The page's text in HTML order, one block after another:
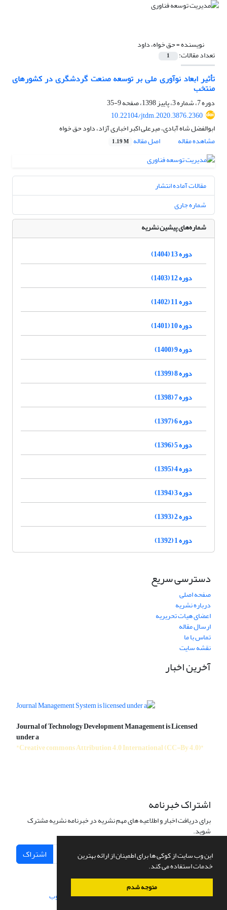
این وب سایت از کوکی ها برای اطمینان از ارائه بهترین
خدمات استفاده می کند.
متوجه شدم
نویسنده =حق خواه، داود
تعداد مقالات: 1
تأثیر ابعاد نوآوری ملی بر توسعه صنعت گردشگری در کشورهای
منتخب
دوره 7، شماره 3، پاییز 1398، صفحه
9-35
10.22104/jtdm.2020.3876.2360
ابوالفضل شاه آبادی، میرعلی اکبر اخباری آزاد، داود حق خواه
مشاهده مقاله
اصل مقاله 1.19 M
مقالات آماده انتشار
شماره جاری
شماره‌های پیشین نشریه
دوره 13 (1404)
دوره 12 (1403)
دوره 11 (1402)
دوره 10 (1401)
دوره 9 (1400)
دوره 8 (1399)
دوره 7 (1398)
دوره 6 (1397)
دوره 5 (1396)
دوره 4 (1395)
دوره 3 (1394)
دوره 2 (1393)
دوره 1 (1392)
دسترسی سریع
صفحه اصلی
درباره نشریه
اعضای هیات تحریریه
ارسال مقاله
تماس با ما
نقشه سایت
آخرین اخبار
Journal of Technology Development Management is Licensed
under a
"Creative commons Attribution 4.0 International (CC-By 4.0)"
اشتراک خبرنامه
برای دریافت اخبار و اطلاعیه های مهم نشریه در خبرنامه نشریه مشترک
شوید.
اشتراک
سامانه مدیریت نشریات علمی.طراحی و پیاده سازی از سیناوب